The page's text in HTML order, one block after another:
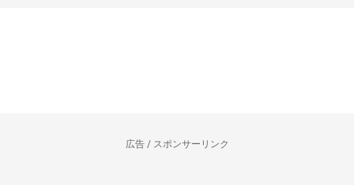
広告 / スポンサーリンク